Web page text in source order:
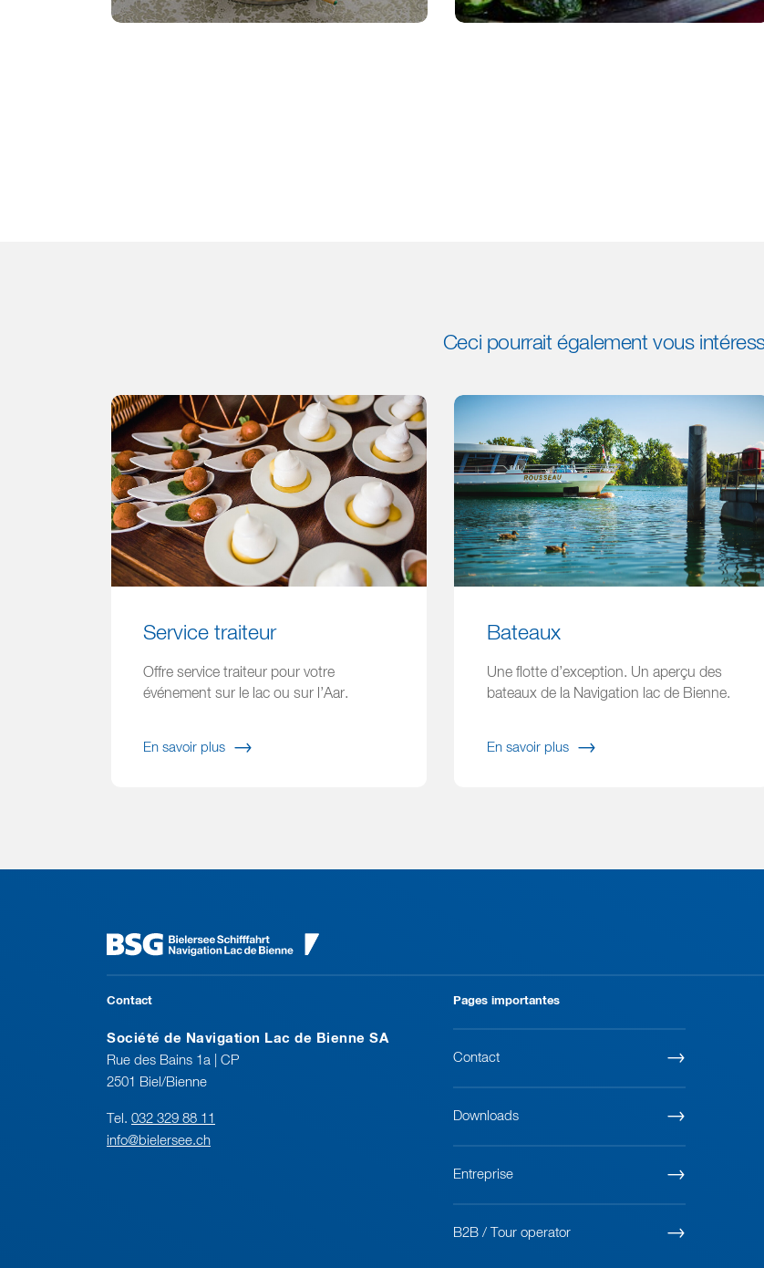
Ceci pourrait également vous
Service traiteur
Offre service traiteur pour votre
événement sur le lac ou sur l’Aar.
En savoir plus
Bateaux
Une flotte d’exception. Un aperçu des
bateaux de la Navigation lac de Bienne.
En savoir plus
Contact
Société de Navigation Lac de Bienne SA
Rue des Bains 1a | CP
2501 Biel/Bienne
Tel. 032 329 88 11
info@bielersee.ch
Pages importantes
Contact
Downloads
Entreprise
B2B / Tour operator